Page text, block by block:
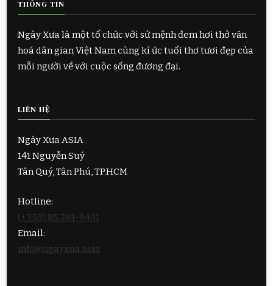
THÔNG TIN
Ngày Xưa là một tổ chức với sứ mệnh đem hơi thở văn
hoá dân gian Việt Nam cùng kí ức tuổi thơ tươi đẹp của
mỗi người về với cuộc sống đương đại.
LIÊN HỆ
Ngày Xưa ASIA
141 Nguyễn Suý
Tân Quý, Tân Phú, TP.HCM
Hotline:
(+353) 85 281-9401
Email:
info@ngayxua.asia